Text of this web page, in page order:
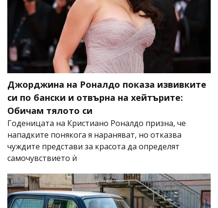
Джорджина на Роналдо показа извивките
си по бански и отвърна на хейтърите:
Обичам тялото си
Годеницата на Кристиано Роналдо призна, че
нападките понякога я нараняват, но отказва
чуждите представи за красота да определят
самочувствието ѝ